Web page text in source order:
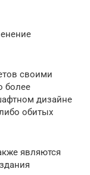
своими
более
дизайне
обитых
являются